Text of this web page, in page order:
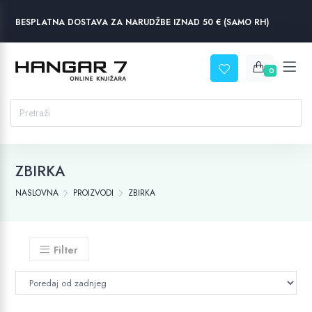
BESPLATNA DOSTAVA ZA NARUDŽBE IZNAD 50 € (SAMO RH)
0
ZBIRKA
NASLOVNA PROIZVODI ZBIRKA
Filter